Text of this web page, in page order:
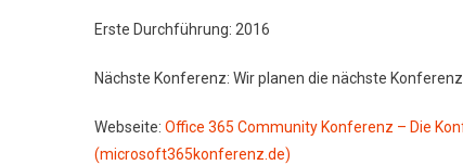
Erste Durchführung: 2016
Nächste Konferenz: Wir planen die nächste
Webseite: Office 365 Community Konferenz – Die
(microsoft365konferenz.de)